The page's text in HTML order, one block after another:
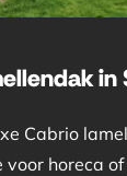
in
Cabrio
horeca